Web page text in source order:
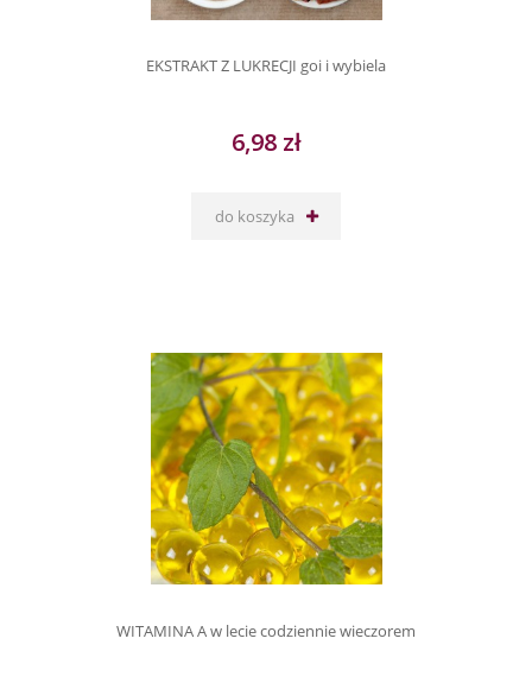
EKSTRAKT Z LUKRECJI goi i wybiela
6,98 zł
do koszyka
WITAMINA A w lecie codziennie wieczorem